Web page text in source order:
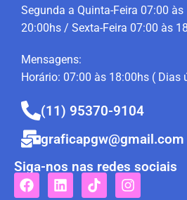
Segunda a Quinta-Feira 07:00 às
20:00hs / Sexta-Feira 07:00 às
Mensagens:
Horário: 07:00 às 18:00hs ( Dias
(11) 95370-9104
graficapgw@gmail.com
Siga-nos nas redes sociais